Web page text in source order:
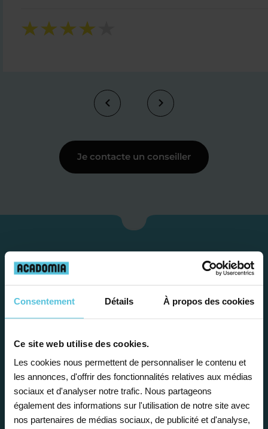
Consentement Détails À propos des cookies
Ce site web utilise des cookies.
Les cookies nous permettent de personnaliser le contenu et
les annonces, d'offrir des fonctionnalités relatives aux médias
sociaux et d'analyser notre trafic. Nous partageons
également des informations sur l'utilisation de notre site avec
nos partenaires de médias sociaux, de publicité et d'analyse,
Je contacte un conseiller
Étape 1
Je vous propose un